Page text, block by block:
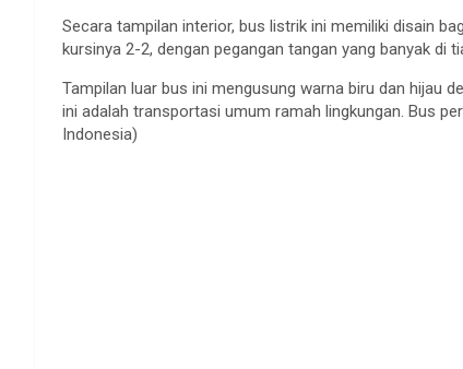
Secara tampilan interior, bus listrik ini memiliki disain
kursinya 2-2, dengan pegangan tangan yang banyak di
Tampilan luar bus ini mengusung warna biru dan hijau
ini adalah transportasi umum ramah lingkungan. Bus
Indonesia)